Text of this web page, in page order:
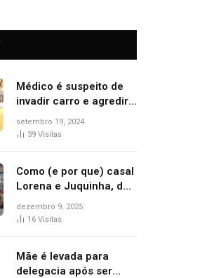
Médico é suspeito de
invadir carro e agredir
delegado aposentado
durante confusão no
setembro 19, 2024
39 Visitas
Como (e por que) casal
Lorena e Juquinha, de
‘Três Graças’, ganhou
repercussão
dezembro 9, 2025
16 Visitas
Mãe é levada para
delegacia após ser